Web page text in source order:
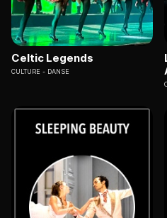
Celtic Legends
CULTURE DANSE